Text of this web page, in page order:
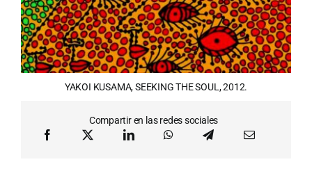
YAKOI KUSAMA, SEEKING THE SOUL, 2012.
Compartir en las redes sociales